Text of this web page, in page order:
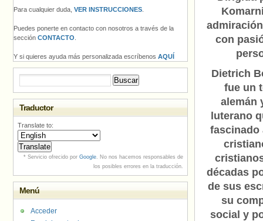
con
Dietrich
fue un
alemán
luterano
fascinado
décadas
de sus
su
social y
Para cualquier duda, VER INSTRUCCIONES
Puedes ponerte en contacto con nosotros a través de la
sección CONTACTO
Y si quieres ayuda más personalizada escríbenos AQUÍ
Traductor
Translate to:
* Servicio ofrecido por Google. No nos hacemos responsables de
los posibles errores en la traducción.
Menú
Acceder